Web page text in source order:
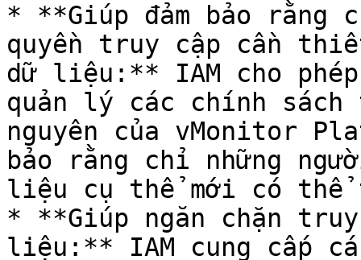
* **Giúp đảm bảo rằng
quyền truy cập cần
dữ liệu:** IAM cho
quản lý các chính
nguyên của vMonitor
bảo rằng chỉ những
liệu cụ thể mới có thể
* **Giúp ngăn chặn
liệu:** IAM cung cấp